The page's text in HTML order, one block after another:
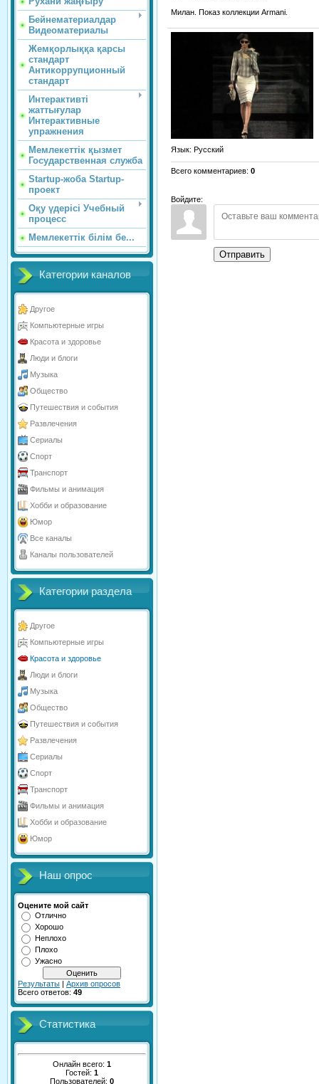
Бейнематериалдар
Видеоматериалы
Жемқорлыққа қарсы
стандарт
Антикоррупционный
стандарт
Интерактивті
жаттығулар
Интерактивные
упражнения
Мемлекеттік қызмет
Государственная служба
Startup-жоба Startup-
проект
Оқу үдерісі Учебный
процесс
Мемлекеттік білім бе...
Категории каналов
Другое
Компьютерные игры
Красота и здоровье
Люди и блоги
Музыка
Общество
Путешествия и события
Развлечения
Сериалы
Спорт
Транспорт
Фильмы и анимация
Хобби и образование
Юмор
Все каналы
Каналы пользователей
Категории раздела
Другое
Компьютерные игры
Красота и здоровье
Люди и блоги
Музыка
Общество
Путешествия и события
Развлечения
Сериалы
Спорт
Транспорт
Фильмы и анимация
Хобби и образование
Юмор
Наш опрос
Оцените мой сайт
Отлично
Хорошо
Неплохо
Плохо
Ужасно
Результаты | Архив опросов
Всего ответов: 49
Статистика
Онлайн всего: 1
Гостей: 1
Пользователей: 0
Милан. Показ коллекции Armani.
Язык: Русский
Всего комментариев: 0
Войдите:
Отправить